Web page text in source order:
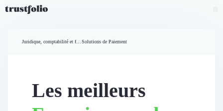
Widgets d'avis
Partage d’avis multicanal
Accueil
Juridique, comptabilité et finances Solutions de Paiement
Les meilleurs